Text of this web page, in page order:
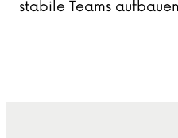
stabile Teams